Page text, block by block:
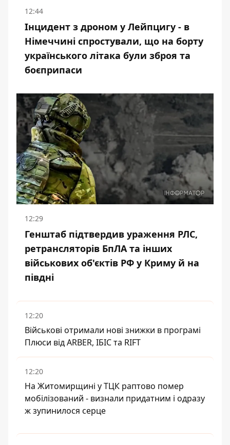
12:44
Інцидент з дроном у Лейпцигу - в
Німеччині спростували, що на борту
українського літака були зброя та
боєприпаси
12:29
Генштаб підтвердив ураження РЛС,
ретрансляторів БпЛА та інших
військових об'єктів РФ у Криму й на
півдні
12:20
Військові отримали нові знижки в програмі
Плюси від ARBER, ІБІС та RIFT
12:20
На Житомирщині у ТЦК раптово помер
мобілізований - визнали придатним і одразу
ж зупинилося серце